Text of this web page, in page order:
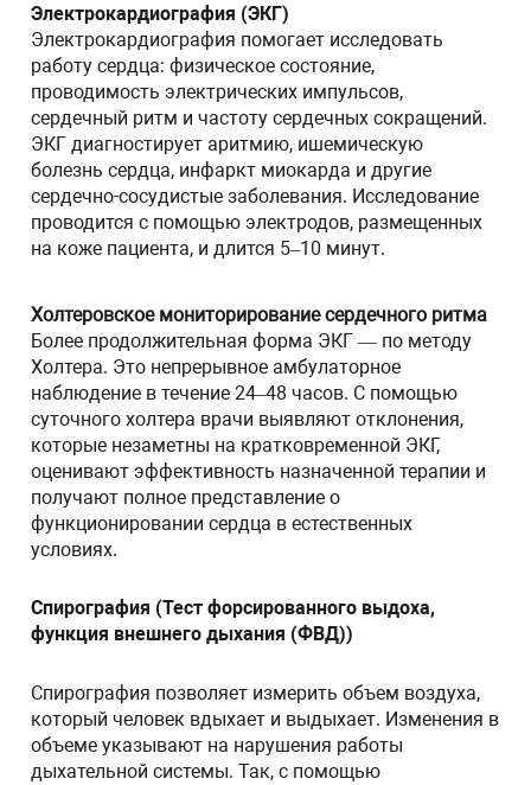
Электрокардиография (ЭКГ)
Электрокардиография помогает исследовать
работу сердца: физическое состояние,
проводимость электрических импульсов,
сердечный ритм и частоту сердечных сокращений.
ЭКГ диагностирует аритмию, ишемическую
болезнь сердца, инфаркт миокарда и другие
сердечно-сосудистые заболевания. Исследование
проводится с помощью электродов, размещенных
на коже пациента, и длится 5–10 минут.
Холтеровское мониторирование сердечного ритма
Более продолжительная форма ЭКГ — по методу
Холтера. Это непрерывное амбулаторное
наблюдение в течение 24–48 часов. С помощью
суточного холтера врачи выявляют отклонения,
которые незаметны на кратковременной ЭКГ,
оценивают эффективность назначенной терапии и
получают полное представление о
функционировании сердца в естественных
условиях.
Спирография (Тест форсированного выдоха,
функция внешнего дыхания (ФВД))
Спирография позволяет измерить объем воздуха,
который человек вдыхает и выдыхает. Изменения в
объеме указывают на нарушения работы
дыхательной системы. Так, с помощью